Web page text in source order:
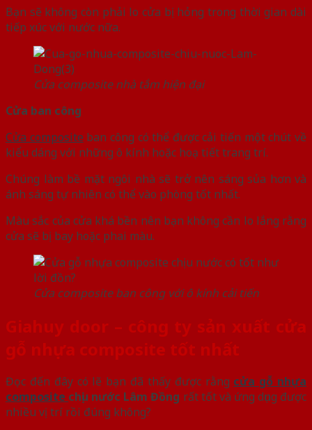
Bạn sẽ không còn phải lo cửa bị hỏng trong thời gian dài
tiếp xúc với nước nữa.
Cửa composite nhà tắm hiện đại
Cửa ban công
Cửa composite ban công có thể được cải tiến một chút về
kiểu dáng với những ô kính hoặc hoạ tiết trang trí.
Chúng làm bề mặt ngôi nhà sẽ trở nên sáng sủa hơn và
ánh sáng tự nhiên có thể vào phòng tốt nhất.
Màu sắc của cửa khá bền nên bạn không cần lo lắng rằng
cửa sẽ bị bay hoặc phai màu.
Cửa composite ban công với ô kính cải tiến
Giahuy door – công ty sản xuất cửa
gỗ nhựa composite tốt nhất
Đọc đến đây có lẽ bạn đã thấy được rằng cửa gỗ nhựa
composite chịu nước Lâm Đồng rất tốt và ứng dụng được
nhiều vị trí rồi đúng không?